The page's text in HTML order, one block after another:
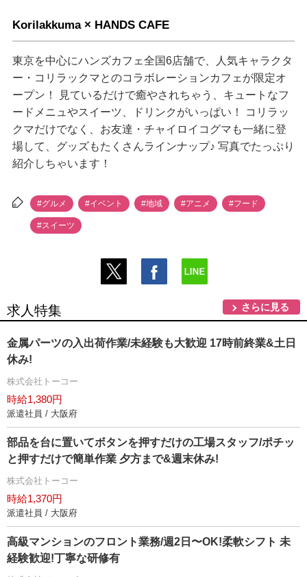
Korilakkuma × HANDS CAFE
東京を中心にハンズカフェ全国6店舗で、人気キャラクタ
ー・コリラックマとのコラボレーションカフェが限定オ
ープン！ 見ているだけで癒やされちゃう、キュートなフ
ードメニュやスイーツ、ドリンクがいっぱい！ コリラッ
クマだけでなく、お友達・チャイロイコグマも一緒に登
場して、グッズもたくさんラインナップ♪ 写真でたっぷり
紹介しちゃいます！
#グルメ #イベント #地域 #アニメ #フード
#スイーツ
求人特集 さらに見る
金属パーツの入出荷作業/未経験も大歓迎 17時前終業&土日
休み!
株式会社トーコー
時給1,380円
派遣社員 / 大阪府
部品を台に置いてボタンを押すだけの工場スタッフ/ポチッ
と押すだけで簡単作業 夕方まで&週末休み!
株式会社トーコー
時給1,370円
派遣社員 / 大阪府
⾼級マンションのフロント業務/週2⽇〜OK!柔軟シフト 未
経験歓迎!丁寧な研修有